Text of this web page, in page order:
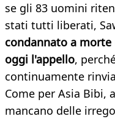
se gli 83 uomini
stati tutti liberati,
condannato a morte
oggi l'appello,
continuamente
Come per Asia Bibi,
mancano delle